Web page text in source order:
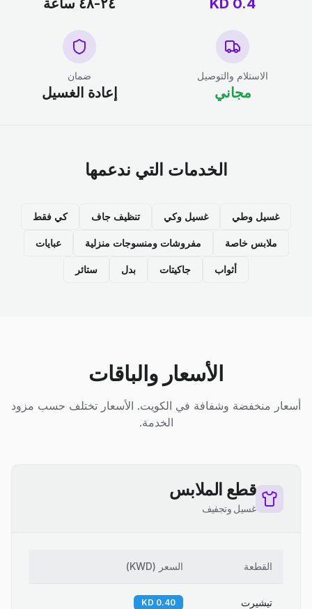
0.4
KD ٢٤-٤٨ ساعة
الاستلام والتوصيل
مجاني
ضمان
إعادة الغسيل
الخدمات التي ندعمها
غسيل وطي غسيل وكي تنظيف جاف كي فقط
ملابس خاصة مفروشات ومنسوجات منزلية عبايات
أثواب جاكيتات بدل ستائر
الأسعار والباقات
أسعار منخفضة وشفافة في الكويت. الأسعار تختلف حسب مزود
الخدمة.
قطع الملابس
غسيل وتجفيف
القطعة السعر (
KWD
)
تيشيرت 0.40 KD